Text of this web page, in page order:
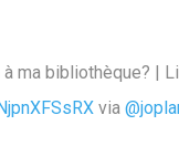
ma bibliothèque? |
via